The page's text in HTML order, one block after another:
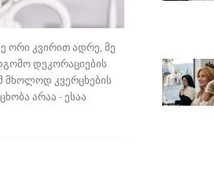
ორი კვირით ადრე, მე
დეკორაციების
მხოლოდ კვერცხების
არაა - ესაა